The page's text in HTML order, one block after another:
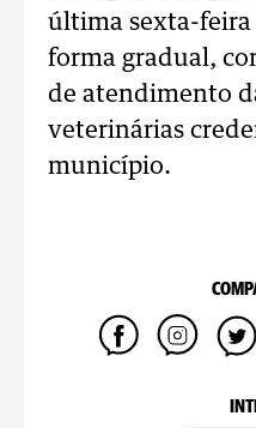
última sexta-feira
forma gradual,
de atendimento
veterinárias
município.